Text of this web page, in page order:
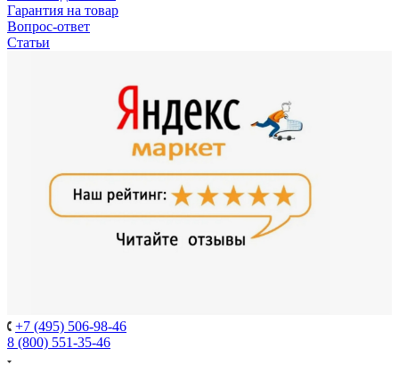
Гарантия на товар
Вопрос-ответ
Статьи
+7 (495) 506-98-46
8 (800) 551-35-46